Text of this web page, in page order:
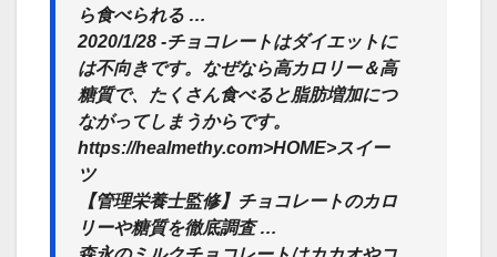
ら食べられる …
2020/1/28 -チョコレートはダイエットに
は不向きです。なぜなら高カロリー＆高
糖質で、たくさん食べると脂肪増加につ
ながってしまうからです。
https://healmethy.com>HOME>スイー
ツ
【管理栄養士監修】チョコレートのカロ
リーや糖質を徹底調査 …